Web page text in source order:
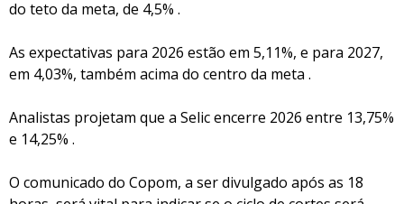
do teto da meta, de 4,5% .
As expectativas para 2026 estão em 5,11%, e para 2027,
em 4,03%, também acima do centro da meta .
Analistas projetam que a Selic encerre 2026 entre 13,75%
e 14,25% .
O comunicado do Copom, a ser divulgado após as 18